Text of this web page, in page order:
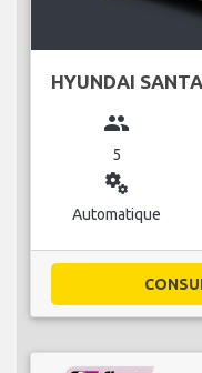
HYUNDAI
group
5
miscellaneous_services
Automatique